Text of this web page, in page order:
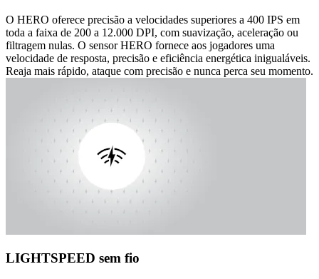
O HERO oferece precisão a velocidades superiores a 400 IPS em
toda a faixa de 200 a 12.000 DPI, com suavização, aceleração ou
filtragem nulas. O sensor HERO fornece aos jogadores uma
velocidade de resposta, precisão e eficiência energética inigualáveis.
Reaja mais rápido, ataque com precisão e nunca perca seu momento.
LIGHTSPEED sem fio